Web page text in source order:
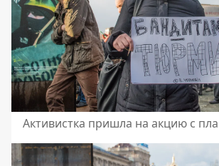
Активистка пришла на акцию с